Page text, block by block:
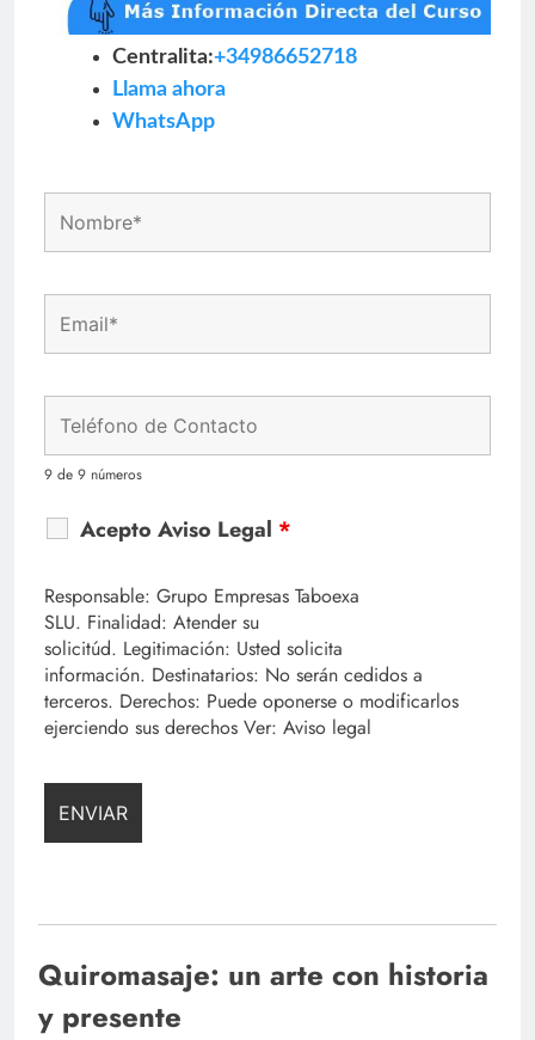
Centralita:+34986652718
Llama ahora
WhatsApp
9 de 9 números
Acepto Aviso Legal *
Responsable: Grupo Empresas Taboexa
SLU. Finalidad: Atender su
solicitúd. Legitimación: Usted solicita
información. Destinatarios: No serán cedidos a
terceros. Derechos: Puede oponerse o modificarlos
ejerciendo sus derechos Ver: Aviso legal
Quiromasaje: un arte con historia
y presente